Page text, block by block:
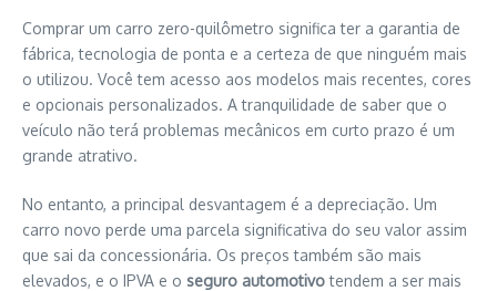
Comprar um carro zero-quilômetro significa ter a garantia de
fábrica, tecnologia de ponta e a certeza de que ninguém mais
o utilizou. Você tem acesso aos modelos mais recentes, cores
e opcionais personalizados. A tranquilidade de saber que o
veículo não terá problemas mecânicos em curto prazo é um
grande atrativo.
No entanto, a principal desvantagem é a depreciação. Um
carro novo perde uma parcela significativa do seu valor assim
que sai da concessionária. Os preços também são mais
elevados, e o IPVA e o seguro automotivotendem a ser mais